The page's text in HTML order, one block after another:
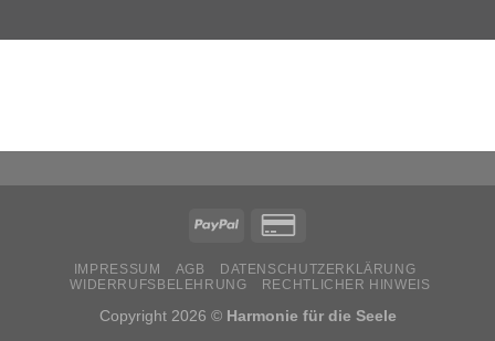
IMPRESSUM AGB
DATENSCHUTZERKLÄRUNG
WIDERRUFSBELEHRUNG
RECHTLICHER HINWEIS
Copyright 2026 © Harmonie für die Seele